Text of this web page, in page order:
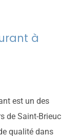
à
est un des
de Saint-Brieuc
qualité dans